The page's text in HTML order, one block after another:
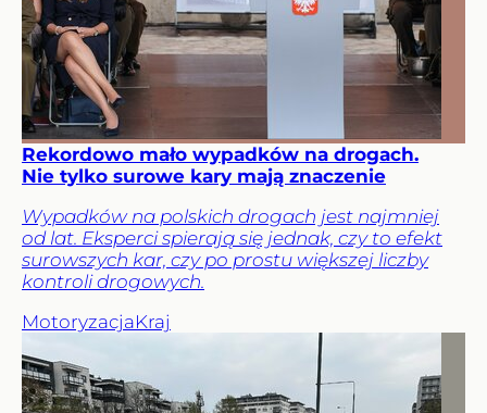
Rekordowo mało wypadków na drogach.
Nie tylko surowe kary mają znaczenie
Wypadków na polskich drogach jest najmniej
od lat. Eksperci spierają się jednak, czy to efekt
surowszych kar, czy po prostu większej liczby
kontroli drogowych.
MotoryzacjaKraj